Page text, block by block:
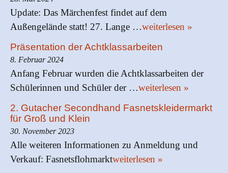
Update: Das Märchenfest findet auf dem
Außengelände statt! 27. Lange …weiterlesen »
Präsentation der Achtklassarbeiten
8. Februar 2024
Anfang Februar wurden die Achtklassarbeiten der
Schülerinnen und Schüler der …weiterlesen »
2. Gutacher Secondhand Fasnetskleidermarkt
für Groß und Klein
30. November 2023
Alle weiteren Informationen zu Anmeldung und
Verkauf: Fasnetsflohmarktweiterlesen »